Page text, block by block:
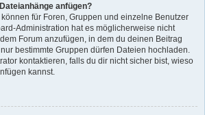
anfügen?
für Foren, Gruppen und einzelne Benutzer
Administration hat es möglicherweise nicht
Forum anzufügen, in dem du deinen Beitrag
bestimmte Gruppen dürfen Dateien hochladen.
kontaktieren, falls du dir nicht sicher bist, wieso
kannst.